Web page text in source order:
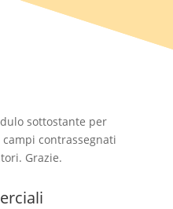
sottostante per
contrassegnati
Grazie.